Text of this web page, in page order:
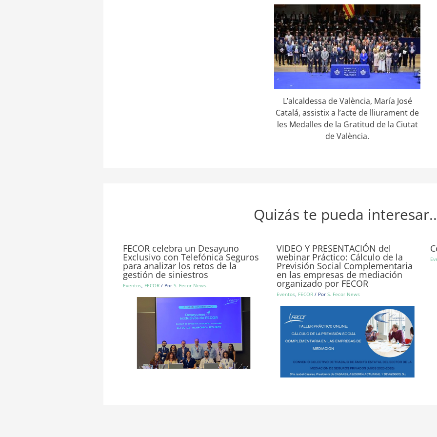
L’alcaldessa de València, María José
Catalá, assistix a l’acte de lliurament de
les Medalles de la Gratitud de la Ciutat
de València.
Quizás te pueda
FECOR celebra un Desayuno
Exclusivo con Telefónica Seguros
para analizar los retos de la
gestión de siniestros
Eventos, FECOR / Por S. Fecor News
VIDEO Y PRESENTACIÓN del
webinar Práctico: Cálculo de la
Previsión Social Complementaria
en las empresas de mediación
organizado por FECOR
Eventos, FECOR / Por S. Fecor News